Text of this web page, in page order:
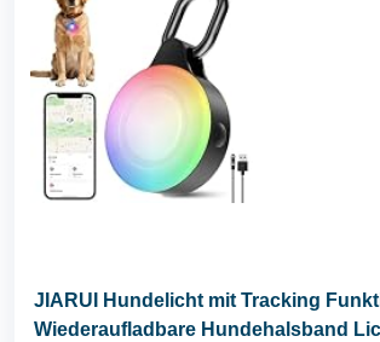
JIARUI Hundelicht mit Tracking
Wiederaufladbare Hundehalsband